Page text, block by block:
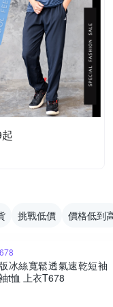
挑戰低價 價格低到
冰絲寬鬆透氣速乾短袖
t恤 上衣T678